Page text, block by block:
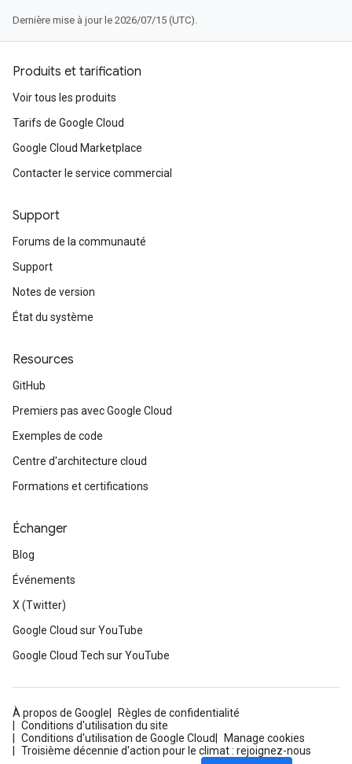
Dernière mise à jour le 2026/07/15 (UTC).
Produits et tarification
Voir tous les produits
Tarifs de Google Cloud
Google Cloud Marketplace
Contacter le service commercial
Support
Forums de la communauté
Support
Notes de version
État du système
Resources
GitHub
Premiers pas avec Google Cloud
Exemples de code
Centre d'architecture cloud
Formations et certifications
Échanger
Blog
Événements
X (Twitter)
Google Cloud sur YouTube
Google Cloud Tech sur YouTube
À propos de Google
Règles de confidentialité
Conditions d'utilisation du site
Conditions d'utilisation de Google Cloud
Manage cookies
Troisième décennie d'action pour le climat : rejoignez-nous